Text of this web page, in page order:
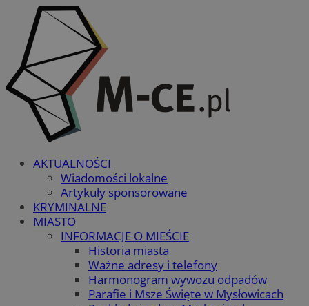
AKTUALNOŚCI
Wiadomości lokalne
Artykuły sponsorowane
KRYMINALNE
MIASTO
INFORMACJE O MIEŚCIE
Historia miasta
Ważne adresy i telefony
Harmonogram wywozu odpadów
Parafie i Msze Święte w Mysłowicach